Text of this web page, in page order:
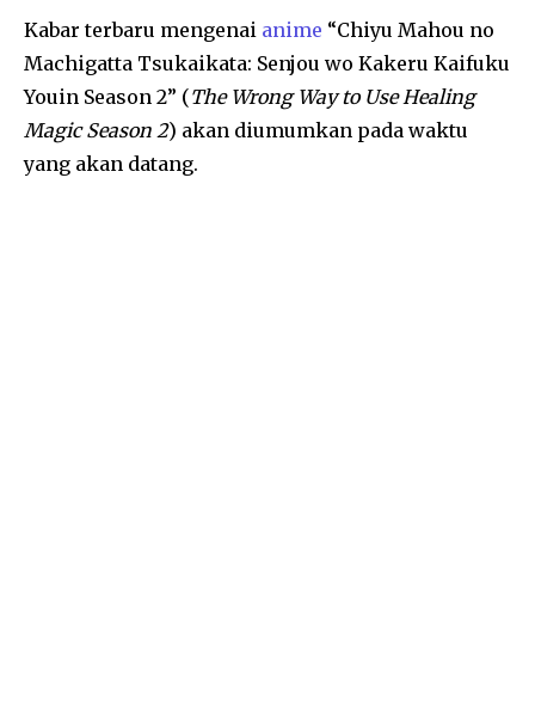
Kabar terbaru mengenai anime “Chiyu Mahou no
Machigatta Tsukaikata: Senjou wo Kakeru Kaifuku
Youin Season 2” (The Wrong Way to Use Healing
Magic Season 2) akan diumumkan pada waktu
yang akan datang.